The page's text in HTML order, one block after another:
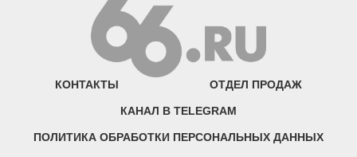
КОНТАКТЫ ОТДЕЛ ПРОДАЖ
КАНАЛ В TELEGRAM
ПОЛИТИКА ОБРАБОТКИ ПЕРСОНАЛЬНЫХ ДАННЫХ